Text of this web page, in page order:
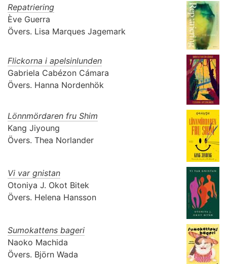
Repatriering
Ève Guerra
Övers. Lisa Marques Jagemark
Flickorna i apelsinlunden
Gabriela Cabézon Cámara
Övers. Hanna Nordenhök
Lönnmördaren fru Shim
Kang Jiyoung
Övers. Thea Norlander
Vi var gnistan
Otoniya J. Okot Bitek
Övers. Helena Hansson
Sumokattens bageri
Naoko Machida
Övers. Björn Wada